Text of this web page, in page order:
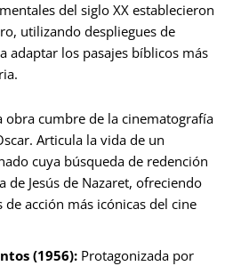
del siglo XX establecieron
utilizando despliegues de
adaptar los pasajes bíblicos más
obra cumbre de la cinematografía
Articula la vida de un
cuya búsqueda de redención
de Jesús de Nazaret, ofreciendo
de acción más icónicas del cine
(1956): Protagonizada por